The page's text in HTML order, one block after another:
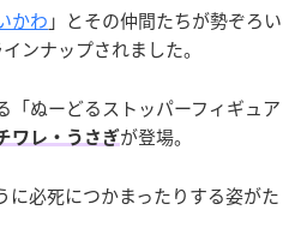
かわ 」とその仲間たちが勢ぞろい
ンナップされました。
「ぬーどるストッパーフィギュア
ワレ・うさぎが登場。
に必死につかまったりする姿がた